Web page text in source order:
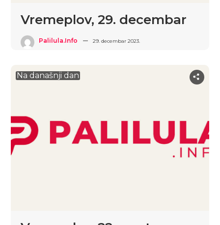
Vremeplov, 29. decembar
Palilula.info 29. decembar 2023.
Na današnji dan